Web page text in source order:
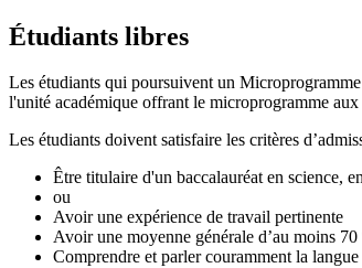
Étudiants libres
Les étudiants qui poursuivent un
l'unité académique offrant le microprogramme aux
Les étudiants doivent satisfaire les critères
Être titulaire d'un baccalauréat en science,
ou
Avoir une expérience de travail pertinente
Avoir une moyenne générale d’au moins
Comprendre et parler couramment la